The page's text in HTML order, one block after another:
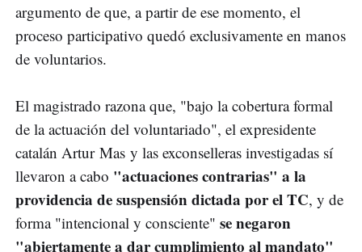
argumento de que, a partir de ese momento, el
proceso participativo quedó exclusivamente en manos
de voluntarios.
El magistrado razona que, "bajo la cobertura formal
de la actuación del voluntariado", el expresidente
catalán Artur Mas y las exconselleras investigadas sí
llevaron a cabo "actuaciones contrarias" a la
providencia de suspensión dictada por el TC, y de
forma "intencional y consciente" se negaron
"abiertamente a dar cumplimiento al mandato"